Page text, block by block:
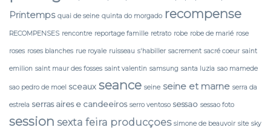
Printemps quai de seine quinta do morgado recompense
RECOMPENSES rencontre reportage famille retrato robe robe de marié rose
roses roses blanches rue royale ruisseau s'habiller sacrement sacré coeur saint
emilion saint maur des fosses saint valentin samsung santa luzia sao mamede
sao pedro de moel sceaux seance seine seine et marne serra da
estrela serras aires e candeeiros serro ventoso sessao sessao foto
session sexta feira producçoes simone de beauvoir site sky